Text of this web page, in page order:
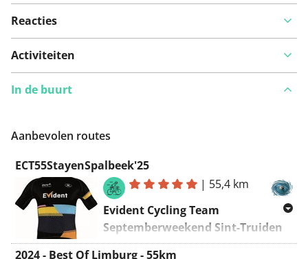
Reacties
Activiteiten
In de buurt
Aanbevolen routes
ECT55StayenSpalbeek'25
| 55,4 km
Evident Cycling Team
Septemberweekend Sint-Truiden
(Detox-)Rit 3, 14 september 2025,
2024 - Best Of Limburg - 55km